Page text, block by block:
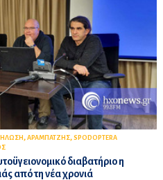
, ΑΡΑΜΠΑΤΖΗΣ, SPODOPTERA
διαβατήριο η
από τη νέα χρονιά